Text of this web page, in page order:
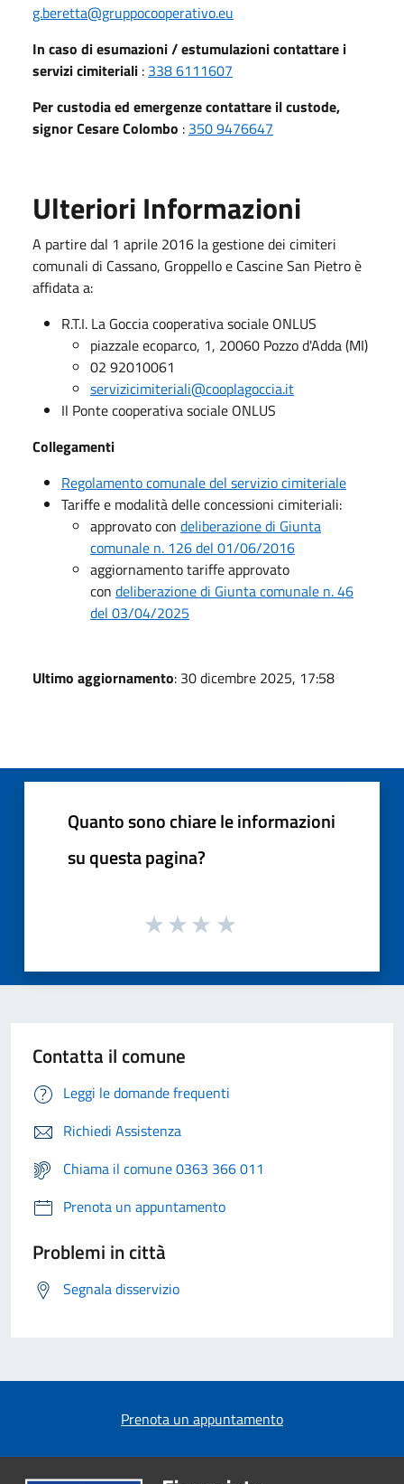
g.beretta@gruppocooperativo.eu
In caso di esumazioni / estumulazioni contattare i
servizi cimiteriali : 338 6111607
Per custodia ed emergenze contattare il custode,
signor Cesare Colombo : 350 9476647
Ulteriori Informazioni
A partire dal 1 aprile 2016 la gestione dei cimiteri
comunali di Cassano, Groppello e Cascine San Pietro è
affidata a:
R.T.I. La Goccia cooperativa sociale ONLUS
piazzale ecoparco, 1, 20060 Pozzo d'Adda (MI)
02 92010061
servizicimiteriali@cooplagoccia.it
Il Ponte cooperativa sociale ONLUS
Collegamenti
Regolamento comunale del servizio cimiteriale
Tariffe e modalità delle concessioni cimiteriali:
approvato con deliberazione di Giunta
comunale n. 126 del 01/06/2016
aggiornamento tariffe approvato
con deliberazione di Giunta comunale n. 46
del 03/04/2025
Ultimo aggiornamento: 30 dicembre 2025, 17:58
Quanto sono chiare le informazioni
su questa pagina?
Contatta il comune
Leggi le domande frequenti
Richiedi Assistenza
Chiama il comune 0363 366 011
Prenota un appuntamento
Problemi in città
Segnala disservizio
Prenota un appuntamento